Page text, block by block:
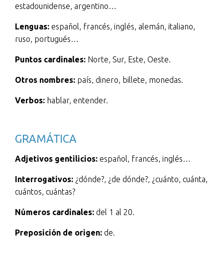
estadounidense, argentino…
Lenguas: español, francés, inglés, alemán, italiano,
ruso, portugués…
Puntos cardinales: Norte, Sur, Este, Oeste.
Otros nombres: país, dinero, billete, monedas.
Verbos: hablar, entender.
GRAMÁTICA
Adjetivos gentilicios: español, francés, inglés…
Interrogativos: ¿dónde?, ¿de dónde?, ¿cuánto, cuánta,
cuántos, cuántas?
Números cardinales: del 1 al 20.
Preposición de origen: de.